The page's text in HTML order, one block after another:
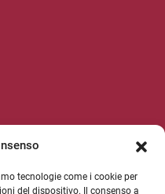
tecnologie come i cookie per
del dispositivo. Il consenso a